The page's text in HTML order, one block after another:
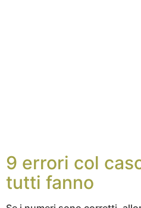
9 errori col
tutti fanno